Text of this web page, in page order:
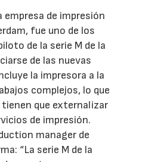
empresa de impresión
fue uno de los
de la serie M de la
de las nuevas
la impresora a la
complejos, lo que
que externalizar
de impresión.
manager de
“La serie M de la